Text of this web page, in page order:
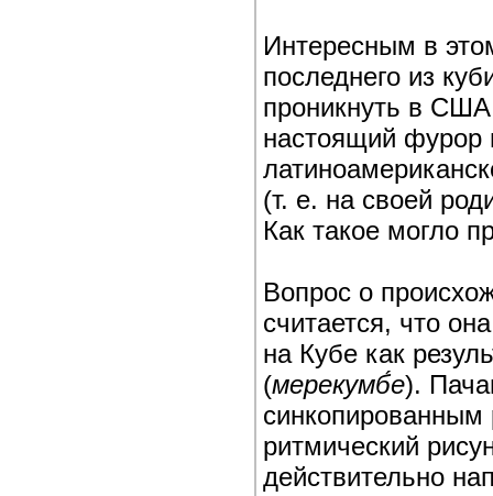
Интересным в
последнего из
проникнуть в
настоящий фурор
(т. е. на своей
Как такое могло
Вопрос о
считается, что
на Кубе как
(мерекумб́е).
синкопированным
ритмический
действительно